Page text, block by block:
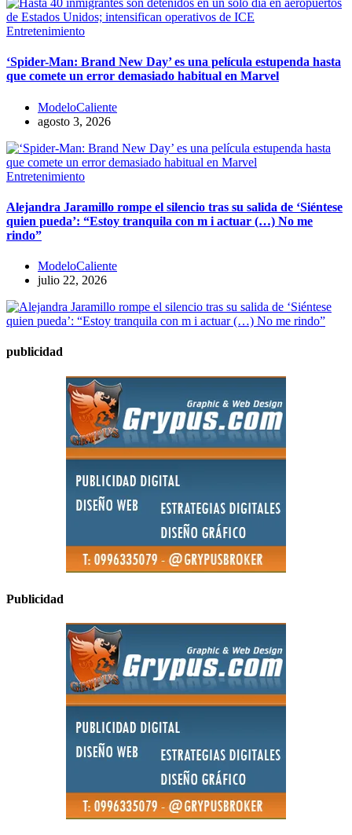
Entretenimiento
‘Spider-Man: Brand New Day’ es una película estupenda hasta
que comete un error demasiado habitual en Marvel
ModeloCaliente
agosto 3, 2026
Entretenimiento
​Alejandra Jaramillo rompe el silencio tras su salida de ‘Siéntese
quien pueda’: “Estoy tranquila con m i actuar (…) No me
rindo”
ModeloCaliente
julio 22, 2026
publicidad
Publicidad